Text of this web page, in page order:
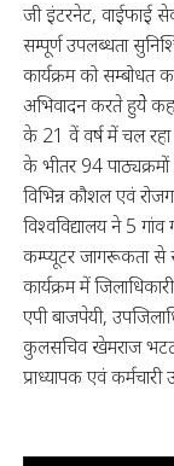
जी इंटरनेट, वाईफाई
सम्पूर्ण उपलब्धता
कार्यक्रम को सम्बोधत
अभिवादन करते हुयेे कहा
के 21 वें वर्ष में चल रहा
के भीतर 94 पाठ्यक्रमों
विभिन्न कौशल एवं
विश्वविद्यालय ने 5
कम्प्यूटर जागरूकता से
कार्यक्रम में
एपी बाजपेयी,
कुलसचिव खेमराज
प्राध्यापक एवं कर्मचारी